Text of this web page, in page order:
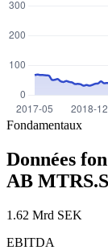
Fondamentaux
Données
AB
1.62 Mrd SEK
EBITDA